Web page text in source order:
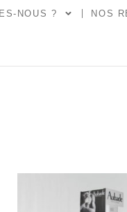
NOUS ? NOS